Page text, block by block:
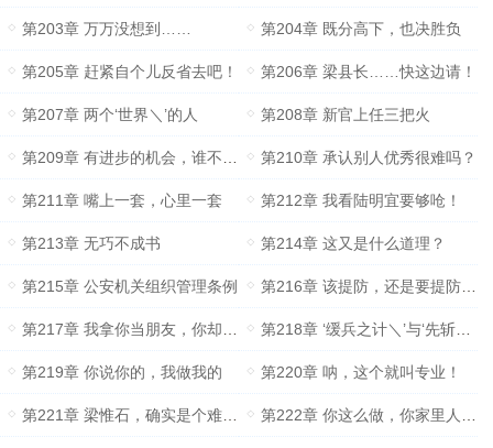
第203章 万万没想到…… 第204章 既分高下，也决胜负
第205章 赶紧自个儿反省去吧！ 第206章 梁县长……快这边请！
第207章 两个‘世界＼’的人 第208章 新官上任三把火
第209章 有进步的机会，谁不想进步呢？ 第210章 承认别人优秀很难吗？
第211章 嘴上一套，心里一套 第212章 我看陆明宜要够呛！
第213章 无巧不成书 第214章 这又是什么道理？
第215章 公安机关组织管理条例 第216章 该提防，还是要提防的！
第217章 我拿你当朋友，你却把我当傻瓜 第218章 ‘缓兵之计＼’与‘先斩后奏＼’
第219章 你说你的，我做我的 第220章 呐，这个就叫专业！
第221章 梁惟石，确实是个难得的人才！ 第222章 你这么做，你家里人知道吗？